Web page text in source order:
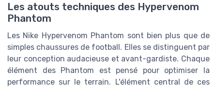
Les atouts techniques des Hypervenom
Phantom
Les Nike Hypervenom Phantom sont bien plus que de
simples chaussures de football. Elles se distinguent par
leur conception audacieuse et avant-gardiste. Chaque
élément des Phantom est pensé pour optimiser la
performance sur le terrain. L'élément central de ces